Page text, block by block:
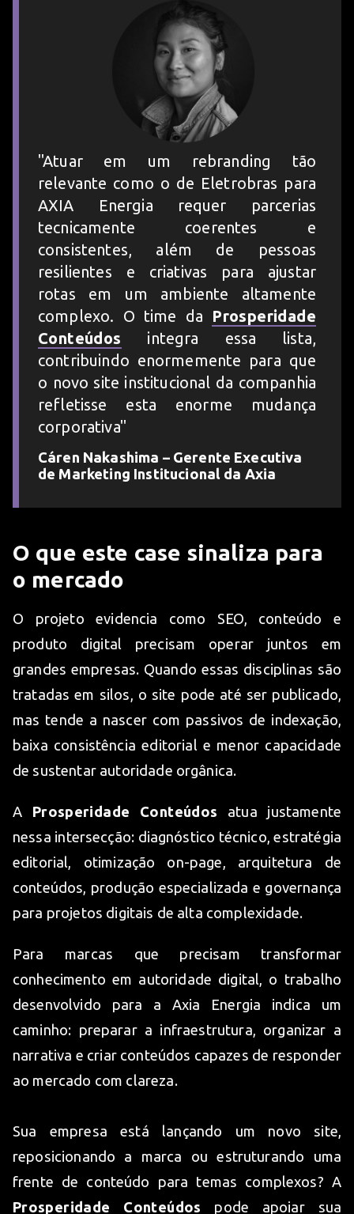
Atuar em um rebranding tão
relevante como o de Eletrobras para
AXIA Energia requer parcerias
tecnicamente coerentes e
consistentes, além de pessoas
resilientes e criativas para ajustar
rotas em um ambiente altamente
complexo. O time da Prosperidade
Conteúdos integra essa lista,
contribuindo enormemente para que
o novo site institucional da companhia
refletisse esta enorme mudança
corporativa
Cáren Nakashima – Gerente Executiva
de Marketing Institucional da Axia
O que este case sinaliza para
o mercado
O projeto evidencia como SEO, conteúdo e
produto digital precisam operar juntos em
grandes empresas. Quando essas disciplinas são
tratadas em silos, o site pode até ser publicado,
mas tende a nascer com passivos de indexação,
baixa consistência editorial e menor capacidade
de sustentar autoridade orgânica.
A Prosperidade Conteúdos atua justamente
nessa intersecção: diagnóstico técnico, estratégia
editorial, otimização on-page, arquitetura de
conteúdos, produção especializada e governança
para projetos digitais de alta complexidade.
Para marcas que precisam transformar
conhecimento em autoridade digital, o trabalho
desenvolvido para a Axia Energia indica um
caminho: preparar a infraestrutura, organizar a
narrativa e criar conteúdos capazes de responder
ao mercado com clareza.
Sua empresa está lançando um novo site,
reposicionando a marca ou estruturando uma
frente de conteúdo para temas complexos? A
Prosperidade Conteúdos pode apoiar sua